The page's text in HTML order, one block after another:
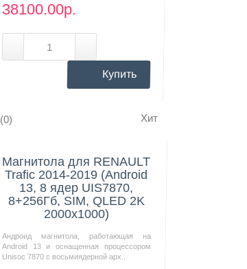
38100.00р.
Купить
(0) Хит
Магнитола для RENAULT
Trafic 2014-2019 (Android
13, 8 ядер UIS7870,
8+256Гб, SIM, QLED 2K
2000x1000)
Андроид магнитола, работающая на
Android 13 и оснащенная процессором
Unisoc 7870 с восьмиядерной арх..